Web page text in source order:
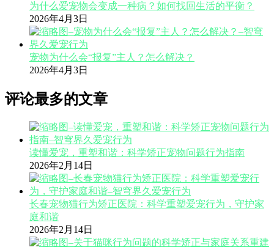
为什么爱宠物会变成一种病？如何找回生活的平衡？
2026年4月3日
宠物为什么会“报复”主人？怎么解决？
2026年4月3日
评论最多的文章
读懂爱宠，重塑和谐：科学矫正宠物问题行为指南
2026年2月14日
长春宠物猫行为矫正医院：科学重塑爱宠行为，守护家
庭和谐
2026年2月14日